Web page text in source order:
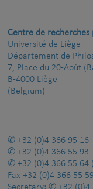
Centre de
Université de Liège
Département de
7, Place du 20-Août
B-4000 Liège
(Belgium)
+32 (0)4 366 95 16
+32 (0)4 366 55 93
+32 (0)4 366 55 64
Fax +32 (0)4 366 55 59